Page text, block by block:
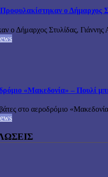
ο Δήμαρχος
ο Δήμαρχος Στυλίδας,
«Μακεδονία» – Πουλί
στο αεροδρόμιο